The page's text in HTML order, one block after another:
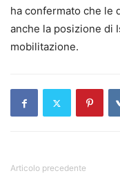
ha confermato che le
anche la posizione di
mobilitazione.
Articolo precedente